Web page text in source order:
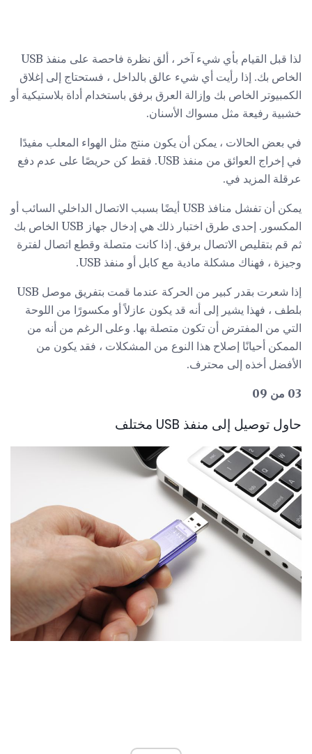
لذا قبل القيام بأي شيء آخر ، ألق نظرة فاحصة على منفذ USB
الخاص بك. إذا رأيت أي شيء عالق بالداخل ، فستحتاج إلى إغلاق
الكمبيوتر الخاص بك وإزالة العرق برفق باستخدام أداة بلاستيكية أو
خشبية رفيعة مثل مسواك الأسنان.
في بعض الحالات ، يمكن أن يكون منتج مثل الهواء المعلب مفيدًا
في إخراج العوائق من منفذ USB. فقط كن حريصًا على عدم دفع
عرقلة المزيد في.
يمكن أن تفشل منافذ USB أيضًا بسبب الاتصال الداخلي السائب أو
المكسور. إحدى طرق اختبار ذلك هي إدخال جهاز USB الخاص بك
ثم قم بتقليص الاتصال برفق. إذا كانت متصلة وقطع اتصال لفترة
وجيزة ، فهناك مشكلة مادية مع كابل أو منفذ USB.
إذا شعرت بقدر كبير من الحركة عندما قمت بتفريق موصل USB
بلطف ، فهذا يشير إلى أنه قد يكون عازلاً أو مكسورًا من اللوحة
التي من المفترض أن تكون متصلة بها. وعلى الرغم من أنه من
الممكن أحيانًا إصلاح هذا النوع من المشكلات ، فقد يكون من
الأفضل أخذه إلى محترف.
03 من 09
حاول توصيل إلى منفذ USB مختلف